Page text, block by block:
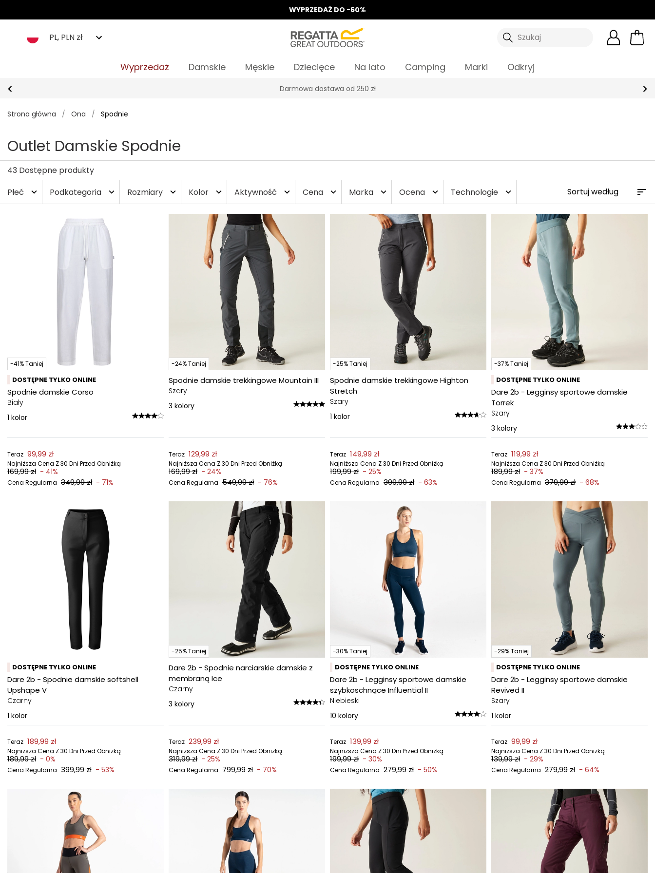
WYPRZEDAŻ DO -60%
PL, PLN zł Szukaj
Wyprzedaż Damskie Męskie Dziecięce Na lato Camping Marki Odkryj
Odbierz 15%, za zapis do Newslettera*
Strona główna / Ona / Spodnie
Outlet Damskie Spodnie
43 Dostępne produkty
Płeć
expand_more Podkategoria expand_more Rozmiary expand_more Kolor expand_more Aktywność expand_more Cena expand_more Marka expand_more Ocena expand_more Technologie expand_more
-41% Taniej
DOSTĘPNE TYLKO ONLINE
Spodnie damskie Corso
Biały
1 kolor
Teraz 99,99 zł
Najniższa Cena Z 30 Dni Przed Obniżką
169,99 zł - 41%
Cena Regularna 349,99 zł - 71%
-24% Taniej
Spodnie damskie trekkingowe Mountain III
Szary
3 kolory
Teraz 129,99 zł
Najniższa Cena Z 30 Dni Przed Obniżką
169,99 zł - 24%
Cena Regularna 549,99 zł - 76%
-25% Taniej
Spodnie damskie trekkingowe Highton
Stretch
Szary
1 kolor
Teraz 149,99 zł
Najniższa Cena Z 30 Dni Przed Obniżką
199,99 zł - 25%
Cena Regularna 399,99 zł - 63%
-37% Taniej
DOSTĘPNE TYLKO ONLINE
Dare 2b - Legginsy sportowe damskie
Torrek
Szary
3 kolory
Teraz 119,99 zł
Najniższa Cena Z 30 Dni Przed Obniżką
189,99 zł - 37%
Cena Regularna 379,99 zł - 68%
DOSTĘPNE TYLKO ONLINE
Dare 2b - Spodnie damskie softshell
Upshape V
Czarny
1 kolor
Teraz 189,99 zł
Najniższa Cena Z 30 Dni Przed Obniżką
189,99 zł - 0%
Cena Regularna 399,99 zł - 53%
-25% Taniej
Dare 2b - Spodnie narciarskie damskie z
membraną Ice
Czarny
3 kolory
Teraz 239,99 zł
Najniższa Cena Z 30 Dni Przed Obniżką
319,99 zł - 25%
Cena Regularna 799,99 zł - 70%
-30% Taniej
DOSTĘPNE TYLKO ONLINE
Dare 2b - Legginsy sportowe damskie
szybkoschnące Influential II
Niebieski
10 kolory
Teraz 139,99 zł
Najniższa Cena Z 30 Dni Przed Obniżką
199,99 zł - 30%
Cena Regularna 279,99 zł - 50%
-29% Taniej
DOSTĘPNE TYLKO ONLINE
Dare 2b - Legginsy sportowe damskie
Revived II
Szary
1 kolor
Teraz 99,99 zł
Najniższa Cena Z 30 Dni Przed Obniżką
139,99 zł - 29%
Cena Regularna 279,99 zł - 64%